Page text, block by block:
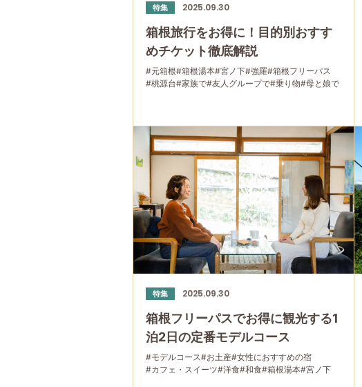
特集 2025.09.30
箱根旅行をお得に！目的別おすす
めチケット徹底解説
#元箱根#箱根湯本#宮ノ下#強羅#箱根フリーパス
#桃源台#家族で#友人グループで#乗り物#母と娘で
特集 2025.09.30
箱根フリーパスでお得に観光する1
泊2日の定番モデルコース
#モデルコース#お土産#女性におすすめの宿
#カフェ・スイーツ#洋食#和食#箱根湯本#宮ノ下